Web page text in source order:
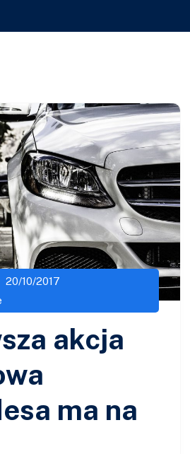
20/10/2017
akcja
ma na